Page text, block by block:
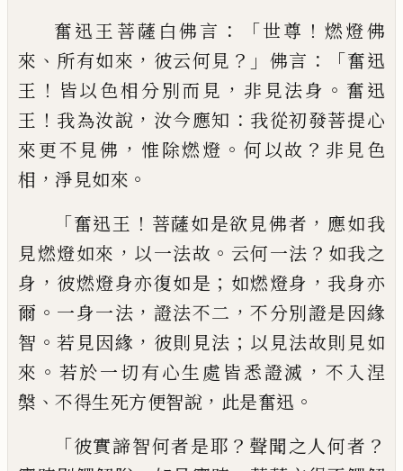
奮迅王菩薩白佛言 ：「世尊 ！燃燈佛
來 、 所有如來 ， 彼云何見 ？」 佛言 ：「奮迅
王 ！ 皆以色相分別而見 ， 非見法身 。 奮迅
王 ！ 我為汝說 ， 汝今應知 ： 我從初發菩提心
來更不見佛 ， 惟除燃燈 。 何以故 ？ 非見色
相 ， 淨見如來 。
「奮迅王 ！ 菩薩如是欲見佛者 ， 應如我
見燃燈如來 ， 以一法故 。 云何一法 ？ 如我之
身 ， 彼燃燈身亦復如是 ； 如燃燈身 ， 我身亦
爾 。 一身一法 ， 證法不二 ，不分別證是因緣
智 。若見因緣 ， 彼則見法 ； 以見法故則見如
來 。 若於一切有心生處皆悉證滅 ， 不入涅
槃 、 不得生死方便智說 ， 此是奮迅 。
「彼實諦智何者是耶 ？ 聲聞之人何者 ？